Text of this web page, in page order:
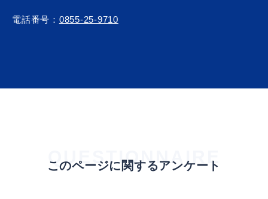
電話番号： 0855-25-9710
QUESTIONNAIRE
このページに関するアンケート